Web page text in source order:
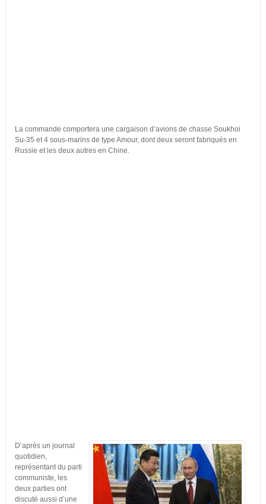
La commande comportera une cargaison d’avions de chasse Soukhoi
Su-35 et 4 sous-marins de type Amour, dont deux seront fabriqués en
Russie et les deux autres en Chine.
D’après un journal
quotidien,
représentant du parti
communiste, les
deux parties ont
discuté aussi d’une